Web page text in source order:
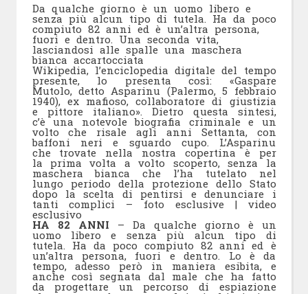
Da qualche giorno è un uomo libero e
senza più alcun tipo di tutela. Ha da poco
compiuto 82 anni ed è un’altra persona,
fuori e dentro. Una seconda vita,
lasciandosi alle spalle una maschera
bianca accartocciata
Wikipedia, l’enciclopedia digitale del tempo
presente, lo presenta così: «Gaspare
Mutolo, detto Asparinu (Palermo, 5 febbraio
1940), ex mafioso, collaboratore di giustizia
e pittore italiano». Dietro questa sintesi,
c’è una notevole biografia criminale e un
volto che risale agli anni Settanta, con
baffoni neri e sguardo cupo. L’Asparinu
che trovate nella nostra copertina è per
la prima volta a volto scoperto, senza la
maschera bianca che l’ha tutelato nel
lungo periodo della protezione dello Stato
dopo la scelta di pentirsi e denunciare i
tanti complici – foto esclusive | video
esclusivo
HA 82 ANNI – Da qualche giorno è un
uomo libero e senza più alcun tipo di
tutela. Ha da poco compiuto 82 anni ed è
un’altra persona, fuori e dentro. Lo è da
tempo, adesso però in maniera esibita, e
anche così segnata dal male che ha fatto
da progettare un percorso di espiazione